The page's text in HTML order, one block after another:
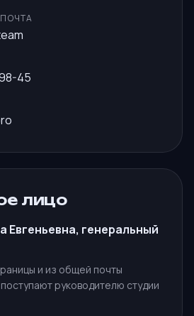
45
лицо
Евгеньевна, генеральный
и из общей почты
руководителю студии